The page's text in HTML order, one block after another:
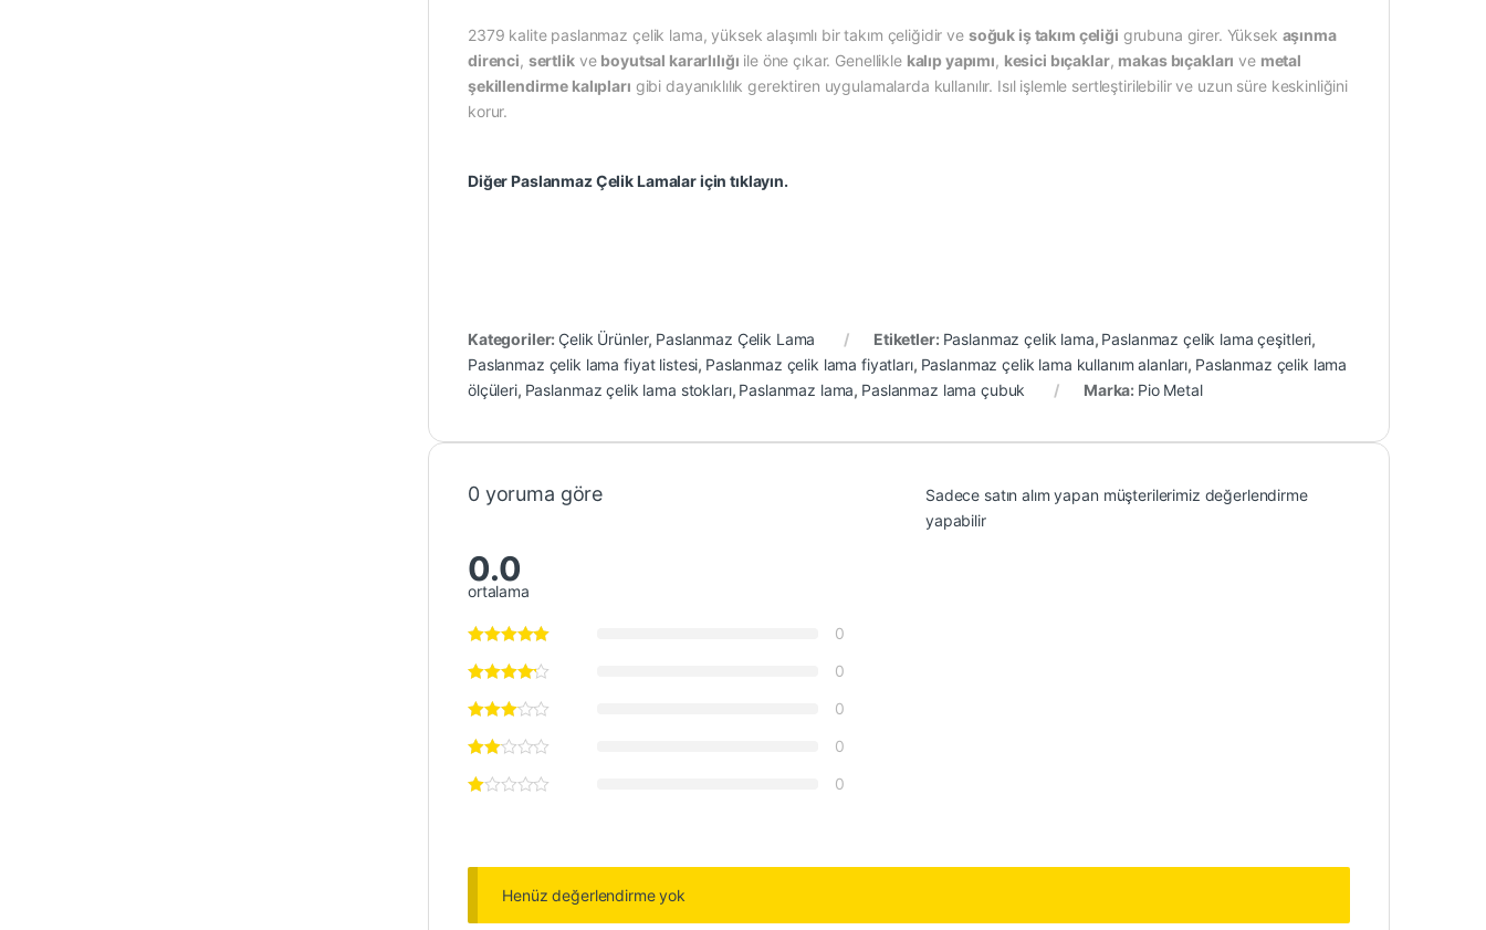
2379 kalite paslanmaz çelik lama, yüksek alaşımlı bir takım çeliğidir ve soğuk iş takım çeliği grubuna girer. Yüksek aşınma
direnci, sertlikve boyutsal kararlılığı ile öne çıkar. Genellikle kalıp yapımı, kesici bıçaklar, makas bıçakları ve metal
şekillendirme kalıpları gibi dayanıklılık gerektiren uygulamalarda kullanılır. Isıl işlemle sertleştirilebilir ve uzun süre keskinliğini
korur.
Diğer Paslanmaz Çelik Lamalar için tıklayın.
Kategoriler: Çelik Ürünler, Paslanmaz Çelik Lama Etiketler: Paslanmaz çelik lama, Paslanmaz çelik lama çeşitleri,
Paslanmaz çelik lama fiyat listesi, Paslanmaz çelik lama fiyatları, Paslanmaz çelik lama kullanım alanları, Paslanmaz çelik lama
ölçüleri, Paslanmaz çelik lama stokları, Paslanmaz lama, Paslanmaz lama çubuk Marka: Pio Metal
0 yoruma göre
0.0
ortalama
0
0
0
0
0
Sadece satın alım yapan müşterilerimiz değerlendirme
yapabilir
Henüz değerlendirme yok